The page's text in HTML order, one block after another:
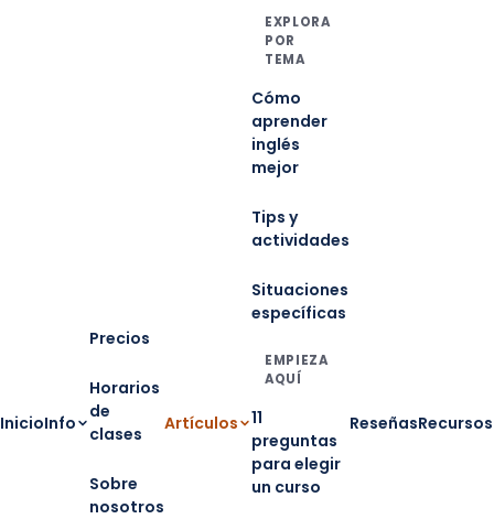
InicioInfo
Precios
Horarios
de
clases
Sobre
nosotros
Artículos
EXPLORA
POR
TEMA
Cómo
aprender
inglés
mejor
Tips y
actividades
Situaciones
específicas
EMPIEZA
AQUÍ
11
preguntas
para elegir
un curso
ReseñasRecursos